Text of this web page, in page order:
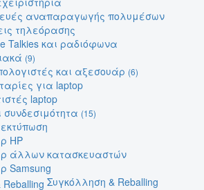
αναπαραγωγής πολυμέσων
τηλεόρασης
Talkies και ραδιόφωνα
(9)
και αξεσουάρ (6)
για laptop
laptop
συνδεσιμότητα (15)
HP
άλλων κατασκευαστών
Samsung
Συγκόλληση & Reballing